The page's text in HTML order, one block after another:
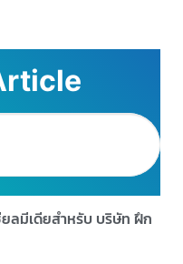
ยลมีเดียสำหรับ บริษัท ฝึก